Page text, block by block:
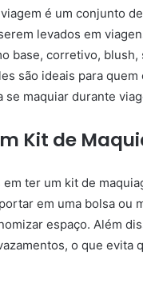
é um conjunto
levados em
base, corretivo,
são ideais para
se maquiar durante
Kit de
ter um kit de
em uma bolsa ou
espaço. Além
o que evita